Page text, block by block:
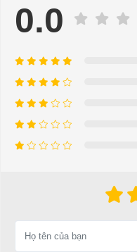
Bạn nên
tốt ở đâu?
cho xe hoặc có vấn đề gì
LIÊN HỆ CÔNG TY:
Địa chỉ: 845 Quốc Lộ 13,
0.0